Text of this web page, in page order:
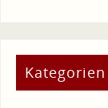
Kategorien